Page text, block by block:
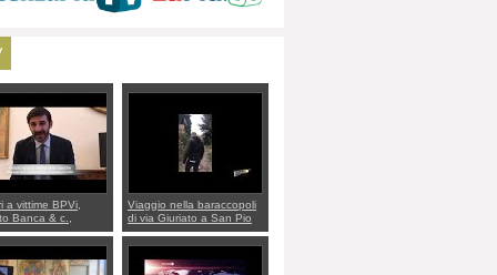
a vittime BPVi,
Banca & c.,
al sottosegretario
Villarosa: per
ordine convochi
Maio CNCU a
Viaggio nella baraccopoli
di via Giuriato a San Pio
X. Vicenza ai Vicentini:
“faremo un regalo di
Natale ai residenti”